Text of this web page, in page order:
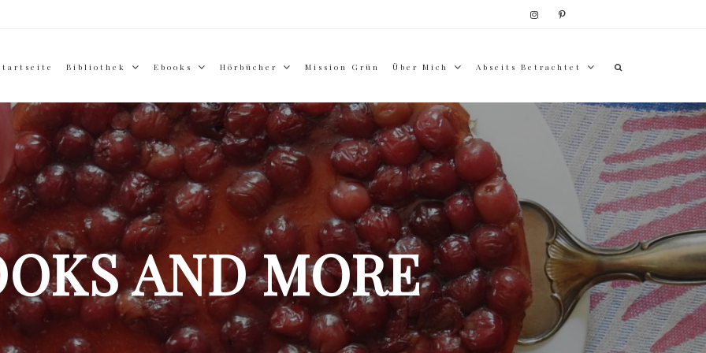
Bibliothek Ebooks Hörbücher Mission Grün Über Mich Abseits Betrachtet
AND MORE